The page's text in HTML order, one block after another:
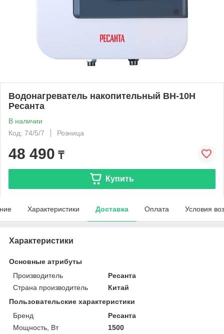
Водонагреватель накопительный ВН-10Н
Ресанта
В наличии
Код: 74/5/7
Розница
48 490 ₸
Купить
Характеристики Доставка Оплата Условия
Характеристики
Основные атрибуты
Производитель
Ресанта
Страна производитель
Китай
Пользовательские характеристики
Бренд
Ресанта
Мощность, Вт
1500